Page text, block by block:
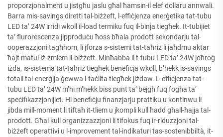
proporzjonalment u jistgħu jaslu għal ħamsin-il elef dollaru annwali.
Barra mis-savings diretti tal-biżżeft, l-effiċjenza enerġetika tat-tubu
LED ta’ 24W irridi wkoll il-load termiku fuq il-binja tiegħek. It-tubijiet
ta’ flurorescenza jipproduċu ħoss bħala prodott sekondarju tal-
ooperazzjoni tagħhom, li jforza s-sistemi tat-taħriż li jaħdmu aktar
ħajt matul iż-żmiem il-biżżeft. Minħabba li t-tubu LED ta’ 24W joħroġ
iżda, is-sistema tat-taħriż tiegħek benefiċja wkoll, b’hekk is-savings
totali tal-enerġija ġewwa l-faċilta tiegħek jiżdaw. L-effiċjenza tat-
tubu LED ta’ 24W m’hi m’hekk biss punt ta’ bejgħ fuq fogħa ta’
speċifikazzjonijiet. Hi benefiċju finanzjarju prattiku u kontinwu li
jibda mill-moment li tiftaħ it-tliem u jkompli kull ħadd għall-ħajja tal-
prodott. Għal kull organizzazzjoni li tifokus fuq ir-riduzzjoni tal-
biżżeft operattivi u l-improvement tal-indikaturi tas-sostenibbiltà, it-